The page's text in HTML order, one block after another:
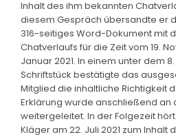
Inhalt des ihm bekannten
diesem Gespräch übersandte er
316-seitiges Word-Dokument mit
Chatverlaufs für die Zeit vom 19.
Januar 2021. In einem unter dem
Schriftstück bestätigte das
Mitglied die inhaltliche Richtigkeit
Erklärung wurde anschließend an
weitergeleitet. In der Folgezeit
Kläger am 22. Juli 2021 zum Inhalt